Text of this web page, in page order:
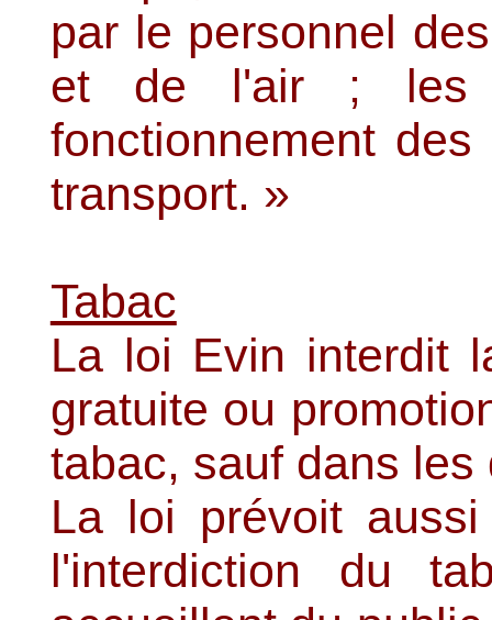
par le personnel
et de l'air ; les
fonctionnement
transport. »
Tabac
La loi Evin interdit
gratuite ou
tabac, sauf dans
La loi prévoit
l'interdiction du